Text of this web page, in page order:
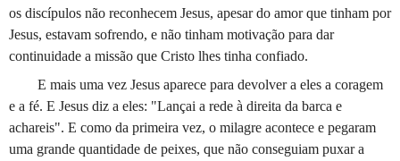
os discípulos não reconhecem Jesus, apesar do amor que tinham por
Jesus, estavam sofrendo, e não tinham motivação para dar
continuidade a missão que Cristo lhes tinha confiado.
E mais uma vez Jesus aparece para devolver a eles a coragem
e a fé. E Jesus diz a eles: "Lançai a rede à direita da barca e
achareis". E como da primeira vez, o milagre acontece e pegaram
uma grande quantidade de peixes, que não conseguiam puxar a